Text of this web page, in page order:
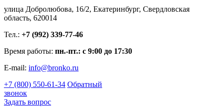
улица Добролюбова, 16/2, Екатеринбург, Свердловская
область, 620014
Тел.: +7 (992) 339-77-46
Время работы: пн.-пт.: с 9:00 до 17:30
E-mail: info@bronko.ru
+7 (800) 550-61-34 Обратный
звонок
Задать вопрос